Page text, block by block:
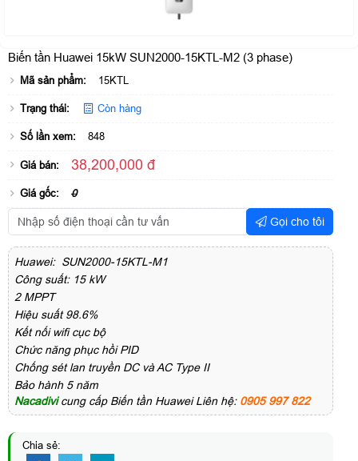
Biến tần Huawei 15kW SUN2000-15KTL-M2 (3 phase)
Mã sản phẩm: 15KTL
Trạng thái: Còn hàng
Số lần xem: 848
Giá bán: 38,200,000 đ
Giá gốc: 0
Gọi cho tôi
Huawei: SUN2000-15KTL-M1
Công suất: 15 kW
2 MPPT
Hiệu suất 98.6%
Kết nối wifi cục bộ
Chức năng phục hồi PID
Chống sét lan truyền DC và AC Type II
Bảo hành 5 năm
Nacadivi cung cấp Biến tần Huawei Liên hệ: 0905 997 822
Chia sẻ: